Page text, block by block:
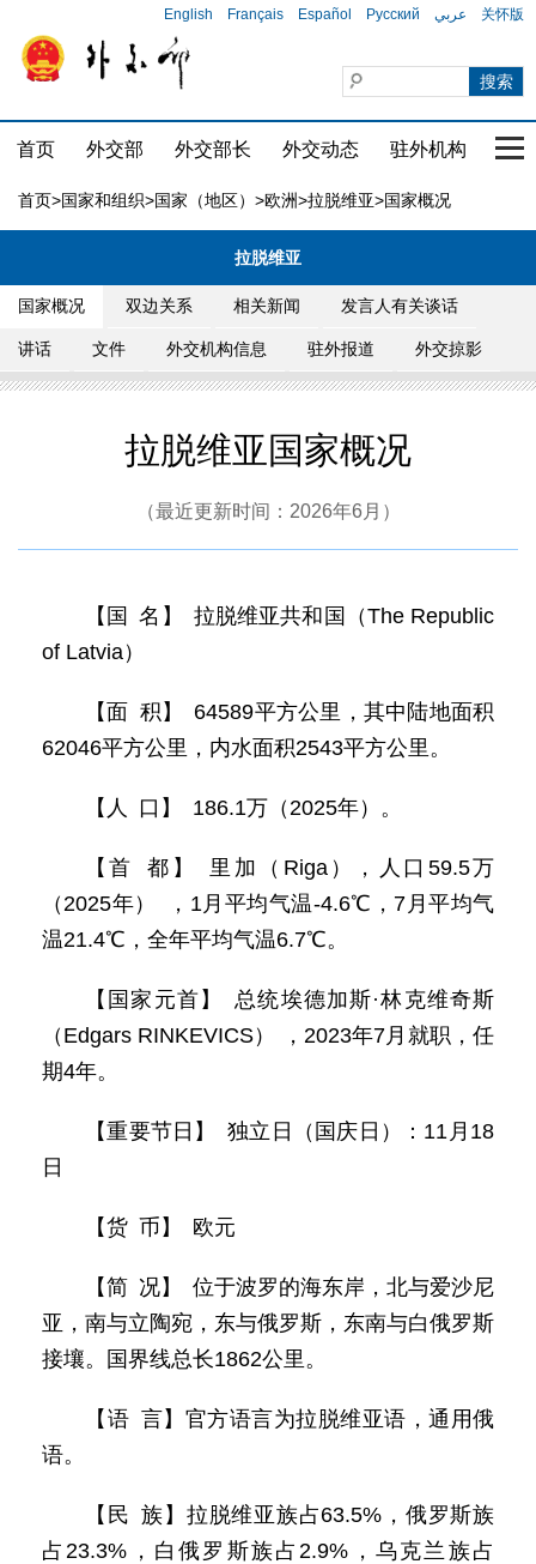
English Français Español Русский عربي 关怀版
首页 外交部 外交部长 外交动态 驻外机构 国
首页>国家和组织>国家（地区） >欧洲>拉脱维亚>国家概况
拉脱维亚
国家概况 双边关系 相关新闻 发言人有关谈话
讲话 文件 外交机构信息 驻外报道 外交掠影
拉脱维亚国家概况
（最近更新时间：2026年6月）
【国 名】 拉脱维亚共和国（The Republic
of Latvia）
【面 积】 64589平方公里，其中陆地面积
62046平方公里，内水面积2543平方公里。
【人 口】 186.1万（2025年）。
【首 都】 里加（Riga），人口59.5万
（2025年） ，1月平均气温-4.6℃，7月平均气
温21.4℃，全年平均气温6.7℃。
【国家元首】 总统埃德加斯·林克维奇斯
（Edgars RINKEVICS） ，2023年7月就职，任
期4年。
【重要节日】 独立日（国庆日）：11月18
日
【货 币】 欧元
【简 况】 位于波罗的海东岸，北与爱沙尼
亚，南与立陶宛，东与俄罗斯，东南与白俄罗斯
接壤。国界线总长1862公里。
【语 言】官方语言为拉脱维亚语，通用俄
语。
【民 族】拉脱维亚族占63.5%，俄罗斯族
占23.3%，白俄罗斯族占2.9%，乌克兰族占